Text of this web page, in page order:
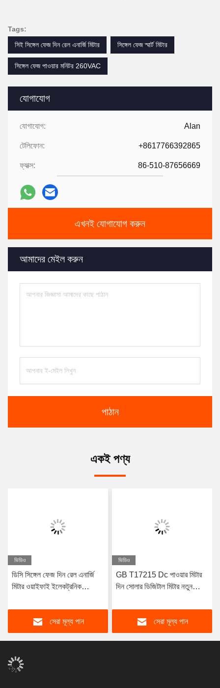
যোগাযোগ
যোগাযোগ: Alan
টেলিফোন: +8617766392865
ফ্যাক্স: 86-510-87656669
এখনই যোগাযোগ করুন
আমাদের মেইল ​​করুন
পাঠান
Tags:
সিই সিঙ্গেল ফেজ দিন রেল এনার্জি মিটার
সিঙ্গেল ফেজ স্মার্ট মিটার
সিঙ্গেল ফেজ পাওয়ার মনিটর 260VAC
একই পণ্য
ভিডিও
ডিসি সিঙ্গেল ফেজ দিন রেল এনার্জি
মিটার ওয়াইফাই ইলেকট্রনিক
260VAC
সেরা মূল্য পান
ভিডিও
GB T17215 Dc পাওয়ার মিটার
দিন সোলার ডিজিটাল মিটার নতুন
সেরা মূল্য পান